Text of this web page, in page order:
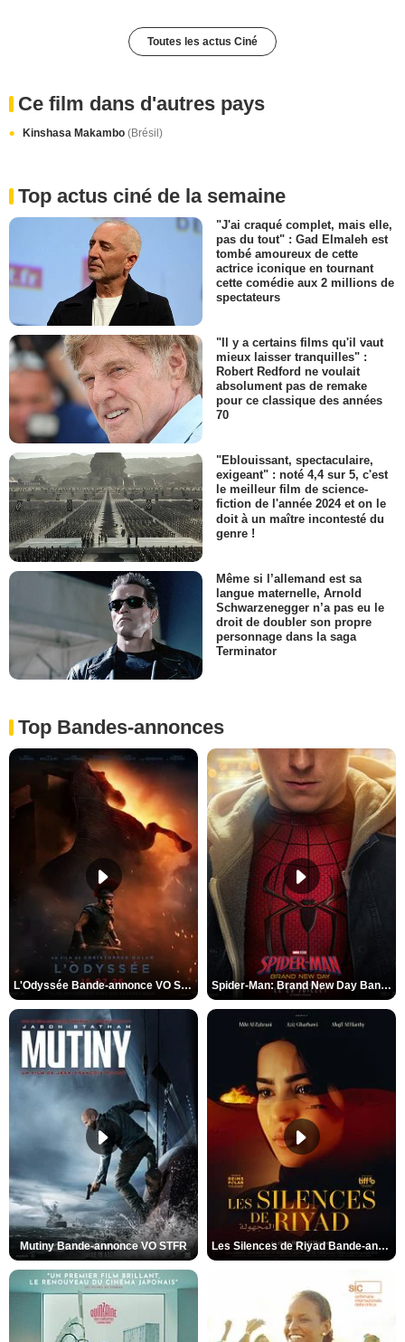
Toutes les actus Ciné
Ce film dans d'autres pays
Kinshasa Makambo (Brésil)
Top actus ciné de la semaine
"J'ai craqué complet, mais elle,
pas du tout" : Gad Elmaleh est
tombé amoureux de cette
actrice iconique en tournant
cette comédie aux 2 millions de
spectateurs
"Il y a certains films qu'il vaut
mieux laisser tranquilles" :
Robert Redford ne voulait
absolument pas de remake
pour ce classique des années
70
"Eblouissant, spectaculaire,
exigeant" : noté 4,4 sur 5, c'est
le meilleur film de science-
fiction de l'année 2024 et on le
doit à un maître incontesté du
genre !
Même si l’allemand est sa
langue maternelle, Arnold
Schwarzenegger n’a pas eu le
droit de doubler son propre
personnage dans la saga
Terminator
Top Bandes-annonces
L'Odyssée Bande-annonce VO STFR Spider-Man: Brand New Day Bande-annonce VO STFR
Mutiny Bande-annonce VO STFR Les Silences de Riyad Bande-annonce VO STFR